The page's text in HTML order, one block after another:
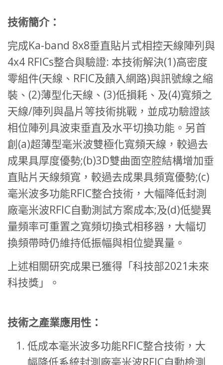
技術簡介：
完成Ka-band 8x8垂直貼片式相控天線陣列與
4x4 RFICs整合與驗證: 本技術解決(1)高密度
零組件(天線、RFIC及饋入網路)與訊號線之縮
裝、(2)薄型化天線、(3)低損耗、及(4)寬頻之
天線/陣列與晶片等技術挑戰，並成功驗證該
相位陣列具波束垂直及水平切換功能。另首
創(a)超薄型毫米波雙極化寬頻天線，較過去
成果具厚度優勢;(b)3D雙曲面空腔結構增加垂
直貼片天線頻寬，較過去成果具頻寬優勢;(c)
毫米波多功能RFIC整合技術，大幅降低封測
廠毫米波RFIC自動測試方案成本;及(d)低變異
量頻率可重置之寬頻切換式相移器，大幅切
換頻帶時仍維持低振幅與相位變異量。
上述相關研究成果已獲得「科技部2021未來
科技獎」。
技術之產業應用性：
低成本毫米波多功能RFIC整合技術，大
幅降低系統封測廠毫米波RFIC自動檢測